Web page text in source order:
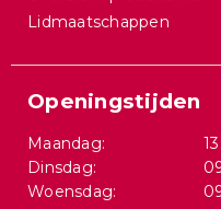
Lidmaatschappen
Openingstijden
Maandag:
Dinsdag:
Woensdag: